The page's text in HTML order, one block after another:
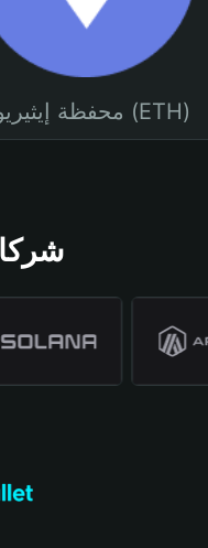
محفظة إيثيريوم (ETH)